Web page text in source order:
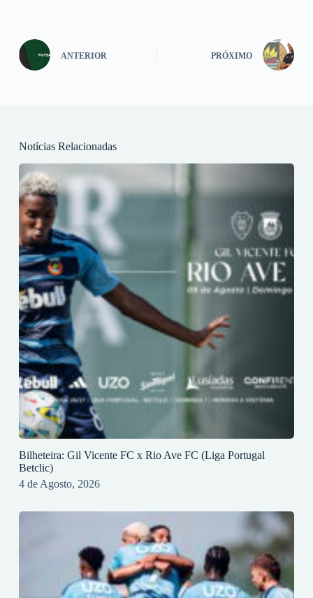
ANTERIOR PRÓXIMO
Notícias Relacionadas
Bilheteira: Gil Vicente FC x Rio Ave FC (Liga Portugal
Betclic)
4 de Agosto, 2026